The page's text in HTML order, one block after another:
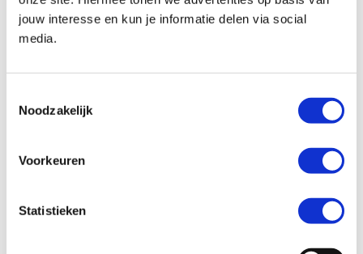
jouw interesse en kun je informatie delen via social
media.
Noodzakelijk
Voorkeuren
Statistieken
€ 6.390,-
Uit2024
€ 15.799,-
STREET SCRAMBLER 900